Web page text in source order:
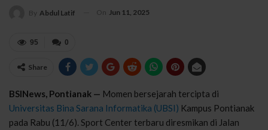
By Abdul Latif On Jun 11, 2025
0
95
Share
BSINews, Pontianak — Momen bersejarah tercipta di
Universitas Bina Sarana Informatika (UBSI) Kampus Pontianak
pada Rabu (11/6). Sport Center terbaru diresmikan di Jalan